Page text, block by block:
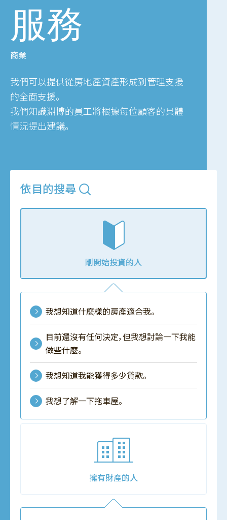
服務
商業
我們可以提供從房地產資產形成到管理支援
的全面支援。
我們知識淵博的員工將根據每位顧客的具體
情況提出建議。
依目的搜尋
剛開始投資的人
我想知道什麼樣的房產適合我。
目前還沒有任何決定，但我想討論一下我能
做些什麼。
我想知道我能獲得多少貸款。
我想了解一下拖車屋。
擁有財產的人